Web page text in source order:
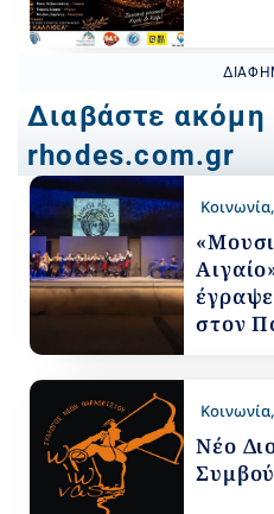
Διαβάστε ακόμη
rhodes.com.gr
Κοινωνία,
στον
Κοινωνία,
Νέο